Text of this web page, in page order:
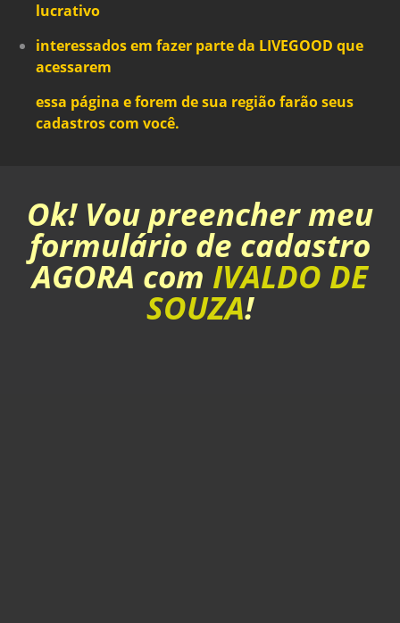
lucrativo
interessados em fazer parte da LIVEGOOD que
acessarem
essa página e forem de sua região farão seus
cadastros com você.
Ok! Vou preencher meu
formulário de cadastro
AGORA com IVALDO DE
SOUZA!
CADASTRAR AGORA!